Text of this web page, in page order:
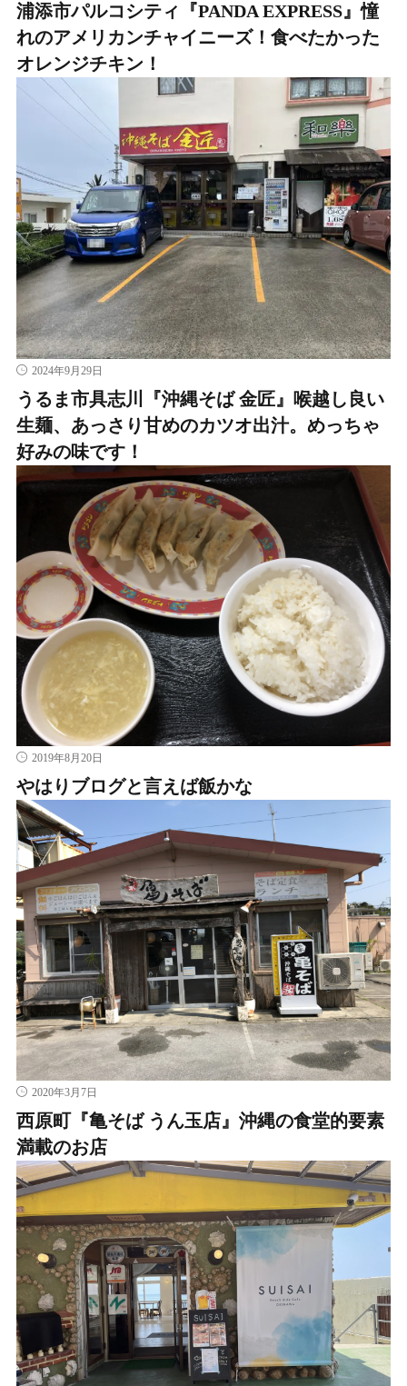
浦添市パルコシティ『PANDA EXPRESS』憧
れのアメリカンチャイニーズ！食べたかった
オレンジチキン！
2024年9月29日
うるま市具志川『沖縄そば 金匠』喉越し良い
生麺、あっさり甘めのカツオ出汁。めっちゃ
好みの味です！
2019年8月20日
やはりブログと言えば飯かな
2020年3月7日
西原町『亀そば うん玉店』沖縄の食堂的要素
満載のお店